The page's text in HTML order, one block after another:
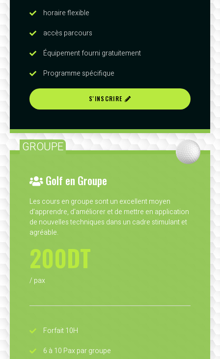
horaire flexible
accès parcours
Équipement fourni gratuitement
Programme spécifique
S'INSCRIRE
GROUPE
Golf en Groupe
Les cours en groupe sont un excellent moyen
d’apprendre, d'améliorer et de mettre en application
de nouvelles techniques dans un cadre stimulant et
agréable.
200DT
/ pax
Forfait 10H
6 à 10 Pax par groupe